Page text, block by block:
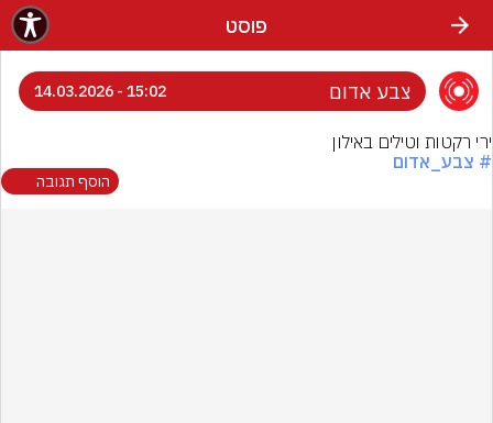
פוסט
צבע אדום 15:02 - 14.03.2026
ירי רקטות וטילים באילון
# צבע_אדום
הוסף תגובה